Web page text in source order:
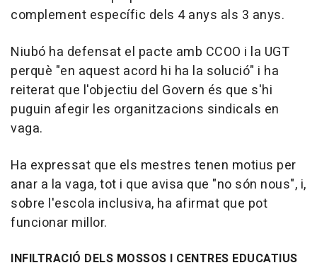
complement específic dels 4 anys als 3 anys.
Niubó ha defensat el pacte amb CCOO i la UGT
perquè "en aquest acord hi ha la solució" i ha
reiterat que l'objectiu del Govern és que s'hi
puguin afegir les organitzacions sindicals en
vaga.
Ha expressat que els mestres tenen motius per
anar a la vaga, tot i que avisa que "no són nous", i,
sobre l'escola inclusiva, ha afirmat que pot
funcionar millor.
INFILTRACIÓ DELS MOSSOS I CENTRES EDUCATIUS